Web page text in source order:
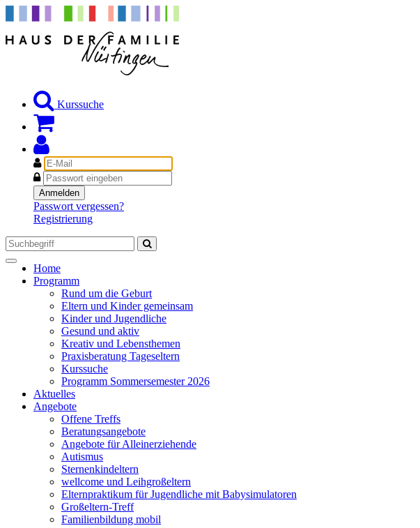
Kurssuche
E-
Mail
Passwort
Anmelden
Passwort vergessen?
Registrierung
Toggle
navigation
Home
Programm
Rund um die Geburt
Eltern und Kinder gemeinsam
Kinder und Jugendliche
Gesund und aktiv
Kreativ und Lebensthemen
Praxisberatung Tageseltern
Kurssuche
Programm Sommersemester 2026
Aktuelles
Angebote
Offene Treffs
Beratungsangebote
Angebote für Alleinerziehende
Autismus
Sternenkindeltern
wellcome und Leihgroßeltern
Elternpraktikum für Jugendliche mit Babysimulatoren
Großeltern-Treff
Familienbildung mobil